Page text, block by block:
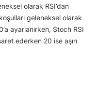
olarak RSI’dan
koşulları geleneksel olarak
ayarlanırken, Stoch RSI
ederken 20 ise aşırı